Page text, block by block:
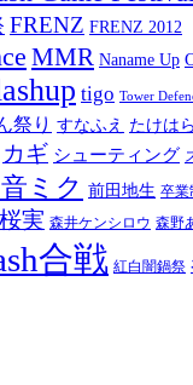
FRENZ FRENZ 2012
MMR Naname Up
tigo Tower
祭り すなふえ たけは
カギ シューティング
ミク 前田地生 卒業
桜実 森井ケンシロウ 森野
合戦 紅白闇鍋祭